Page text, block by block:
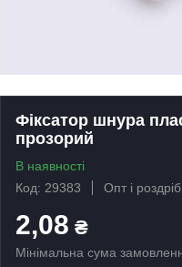
Фіксатор шнура
прозорий
В наявності
Код: 29383
Опт і роздріб
2,08 ₴
Мінімальна сума